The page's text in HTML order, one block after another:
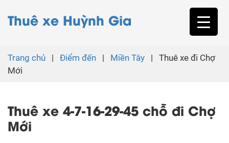
Thuê xe Huỳnh Gia
Trang chủ | Điểm đến | Miền Tây |
Thuê xe đi Chợ
Mới
Thuê xe 4-7-16-29-45 chỗ đi Chợ
Mới